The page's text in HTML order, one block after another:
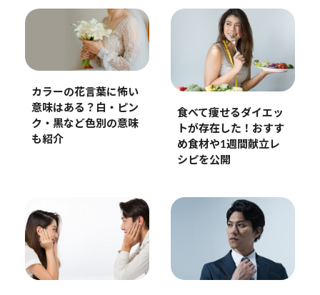
カラーの花言葉に怖い
意味はある？白・ピン
ク・黒など色別の意味
も紹介
食べて痩せるダイエッ
トが存在した！おすす
め食材や1週間献立レ
シピを公開